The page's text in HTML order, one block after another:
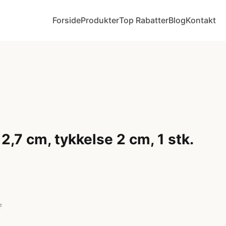
ForsideProdukterTop RabatterBlogKontakt
cm, tykkelse 2 cm, 1 stk.